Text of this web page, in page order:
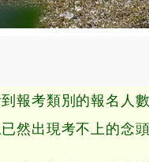
考類別的報名人數
然出現考不上的念頭